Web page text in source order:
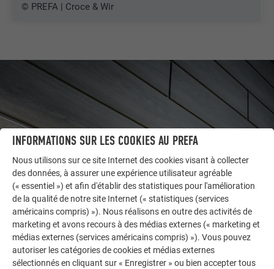
© PREFA | Croce & Wir
LAISSEZ-VOUS INSPIRER
AUTRES BÂTIMENTS
La galerie de références PREFA démontre la
INFORMATIONS SUR LES COOKIES AU PREFA
Nous utilisons sur ce site Internet des cookies visant à collecter
des données, à assurer une expérience utilisateur agréable
(« essentiel ») et afin d'établir des statistiques pour l'amélioration
de la qualité de notre site Internet (« statistiques (services
américains compris) »). Nous réalisons en outre des activités de
marketing et avons recours à des médias externes (« marketing et
médias externes (services américains compris) »). Vous pouvez
autoriser les catégories de cookies et médias externes
sélectionnés en cliquant sur « Enregistrer » ou bien accepter tous